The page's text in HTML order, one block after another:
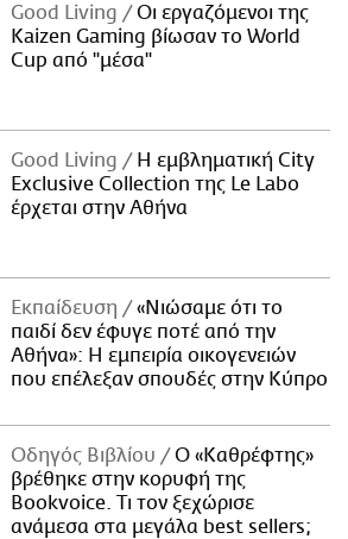
Good Living
Οι εργαζόμενοι της
Kaizen Gaming βίωσαν το World
Cup από "μέσα"
Good Living
Η εμβληματική City
Exclusive Collection της Le Labo
έρχεται στην Αθήνα
Εκπαίδευση
«Νιώσαμε ότι το
παιδί δεν έφυγε ποτέ από την
Αθήνα»: Η εμπειρία οικογενειών
που επέλεξαν σπουδές στην Κύπρο
Οδηγός Βιβλίου
Ο «Καθρέφτης»
βρέθηκε στην κορυφή της
Bookvoice. Τι τον ξεχώρισε
ανάμεσα στα μεγάλα best sellers;